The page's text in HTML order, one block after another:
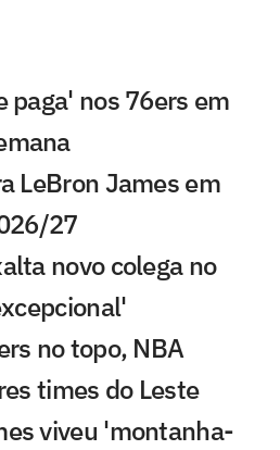
paga' nos 76ers em
LeBron James em
27
novo colega no
no topo, NBA
times do Leste
viveu 'montanha-